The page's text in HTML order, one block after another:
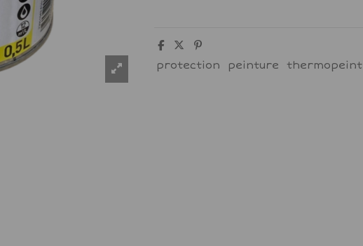
protection peinture thermopeint